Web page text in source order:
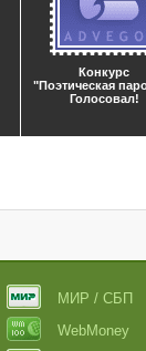
Конкурс
"Поэтическая
Голосовал!
МИР / СБП
WebMoney